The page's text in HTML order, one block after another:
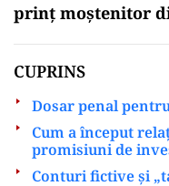
prinț moștenitor
CUPRINS
Dosar penal
Cum a început
promisiuni de
Conturi fictive și